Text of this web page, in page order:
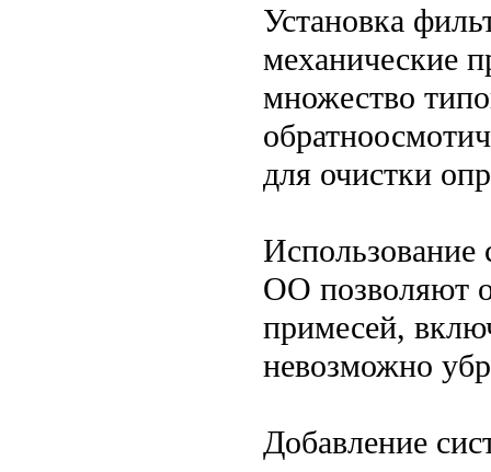
Установка
механические
множество
для очистки
ОО позволяют
примесей,
невозможно
Добавление